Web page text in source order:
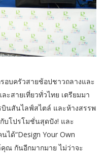
อบครัวสายช้อปชาวถลางและ
ะสายเที่ยวทั่วไทย เตรียมมา
นสันไลฟ์สไตล์ และห้างสรรพ
บโปรโมชั่นสุดปัง! และ
ได้“Design Your Own
ณ กันอีกมากมาย ไม่ว่าจะ